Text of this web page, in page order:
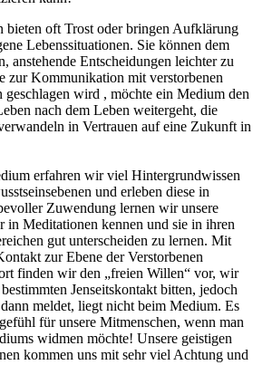
bieten oft Trost oder bringen Aufklärung
Lebenssituationen. Sie können dem
anstehende Entscheidungen leichter zu
zur Kommunikation mit verstorbenen
geschlagen wird , möchte ein Medium den
nach dem Leben weitergeht, die
in Vertrauen auf eine Zukunft in
erfahren wir viel Hintergrundwissen
und erleben diese in
Zuwendung lernen wir unsere
in Meditationen kennen und sie in ihren
gut unterscheiden zu lernen. Mit
zur Ebene der Verstorbenen
finden wir den „freien Willen“ vor, wir
Jenseitskontakt bitten, jedoch
meldet, liegt nicht beim Medium. Es
für unsere Mitmenschen, wenn man
widmen möchte! Unsere geistigen
kommen uns mit sehr viel Achtung und